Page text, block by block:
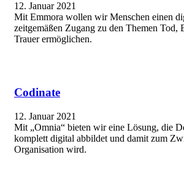
12. Januar 2021
Mit Emmora wollen wir Menschen einen
zeitgemäßen Zugang zu den Themen Tod,
Trauer ermöglichen.
Codinate
12. Januar 2021
Mit „Omnia“ bieten wir eine Lösung, die
komplett digital abbildet und damit zum
Organisation wird.